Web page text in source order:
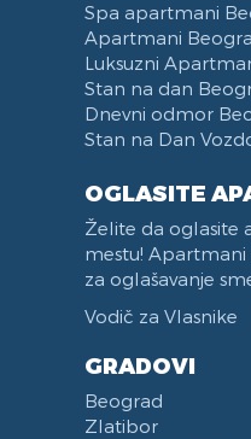
Park Tašmajdan
Pozeska ulica
Trg Republike
Naselje Belvil
Apartmani u blizini
Spa apartmani
Apartmani
Luksuzni
Stan na dan
Dnevni odmor
Stan na Dan
OGLASITE
Želite da oglasite
mestu!
za oglašavanje
Vodič za Vlasnike
GRADOVI
Beograd
Zlatibor